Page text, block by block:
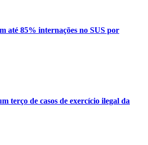
até 85% internações no SUS por
terço de casos de exercício ilegal da